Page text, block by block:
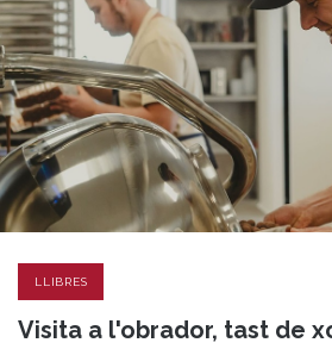
LLIBRES
Visita a l'obrador, tast de